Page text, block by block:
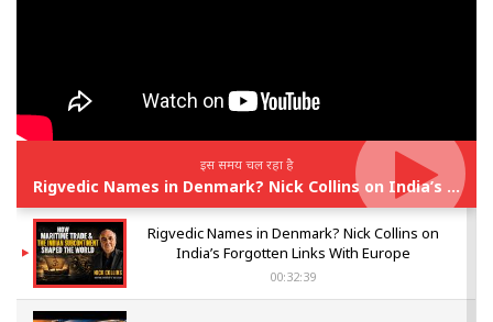
इस समय चल रहा है
Rigvedic Names in Denmark? Nick Collins on India’s Forgotten Links With Europe
Rigvedic Names in Denmark? Nick Collins on
India’s Forgotten Links With Europe
00:32:39